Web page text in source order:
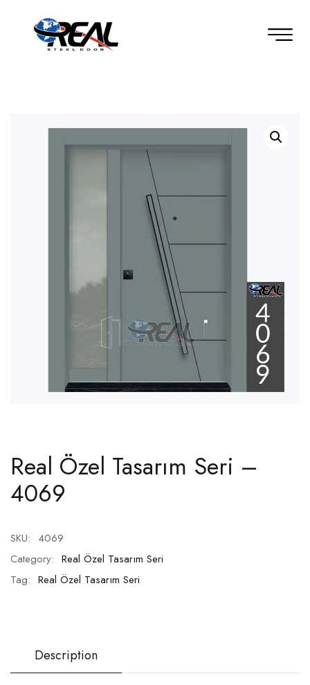
Real Özel Tasarım Seri –
4069
SKU: 4069
Category: Real Özel Tasarım Seri
Tag: Real Özel Tasarım Seri
Description